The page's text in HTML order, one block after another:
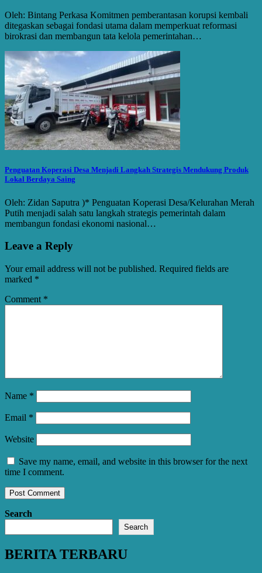
Oleh: Bintang Perkasa Komitmen pemberantasan korupsi kembali
ditegaskan sebagai fondasi utama dalam memperkuat reformasi
birokrasi dan membangun tata kelola pemerintahan…
Penguatan Koperasi Desa Menjadi Langkah Strategis Mendukung Produk
Lokal Berdaya Saing
Oleh: Zidan Saputra )* Penguatan Koperasi Desa/Kelurahan Merah
Putih menjadi salah satu langkah strategis pemerintah dalam
membangun fondasi ekonomi nasional…
Leave a Reply
Your email address will not be published. Required fields are
marked *
Comment *
Name *
Email *
Website
Save my name, email, and website in this browser for the next
time I comment.
Search
Search
BERITA TERBARU